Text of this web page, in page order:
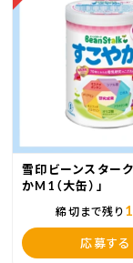
雪印ビーンスターク
かM1（大缶）」
締切まで残り
応募する